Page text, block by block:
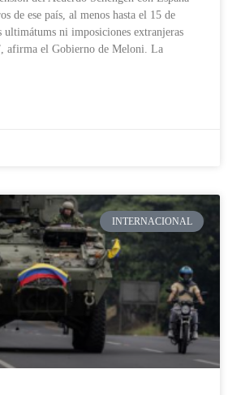
de ese país, al menos hasta el 15 de
ultimátums ni imposiciones extranjeras
afirma el Gobierno de Meloni. La
INTERNACIONAL